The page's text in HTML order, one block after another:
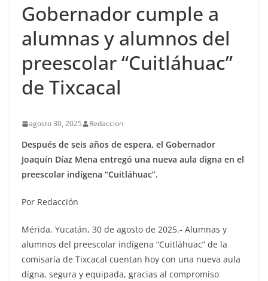
Gobernador cumple a
alumnas y alumnos del
preescolar “Cuitláhuac”
de Tixcacal
agosto 30, 2025 Redaccion
Después de seis años de espera, el Gobernador
Joaquín Díaz Mena entregó una nueva aula digna en el
preescolar indígena “Cuitláhuac”.
Por Redacción
Mérida, Yucatán, 30 de agosto de 2025.- Alumnas y
alumnos del preescolar indígena “Cuitláhuac” de la
comisaría de Tixcacal cuentan hoy con una nueva aula
digna, segura y equipada, gracias al compromiso